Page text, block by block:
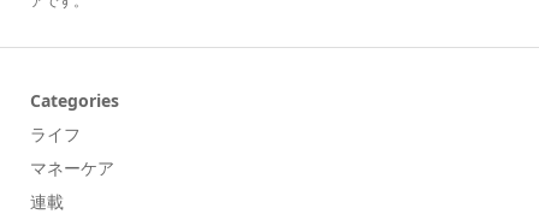
Categories
ライフ
マネーケア
連載